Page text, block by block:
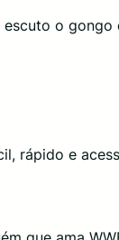
escuto o
rápido e